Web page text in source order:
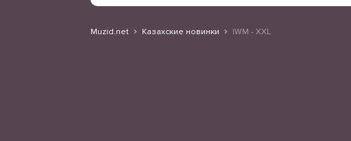
Muzid.net Казахские новинки IWM - XXL